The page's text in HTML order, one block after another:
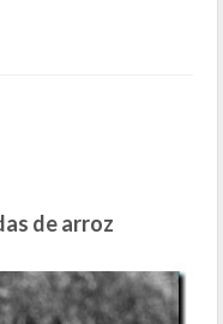
de arroz